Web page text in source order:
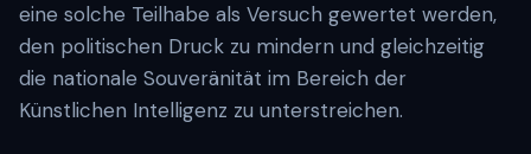
eine solche Teilhabe als Versuch gewertet werden,
den politischen Druck zu mindern und gleichzeitig
die nationale Souveränität im Bereich der
Künstlichen Intelligenz zu unterstreichen.